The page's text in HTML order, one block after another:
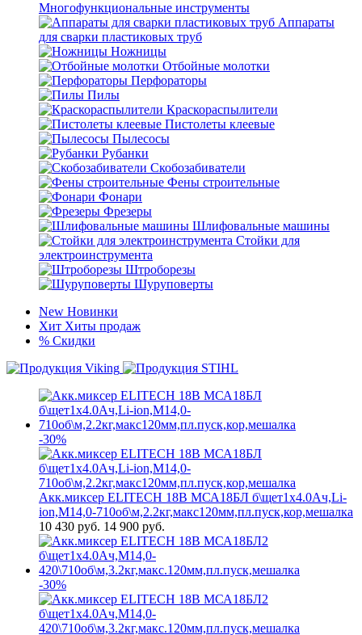
Многофункциональные инструменты
Аппараты
для сварки пластиковых труб
Ножницы
Отбойные молотки
Перфораторы
Пилы
Краскораспылители
Пистолеты клеевые
Пылесосы
Рубанки
Скобозабиватели
Фены строительные
Фонари
Фрезеры
Шлифовальные машины
Стойки для
электроинструмента
Штроборезы
Шуруповерты
New Новинки
Хит Хиты продаж
% Скидки
-30%
Акк.миксер ELITECH 18В МСА18БЛ б\щет1х4.0Ач,Li-
ion,М14,0-710об\м,2.2кг,макс120мм,пл.пуск,кор,мешалка
10 430 руб. 14 900 руб.
-30%